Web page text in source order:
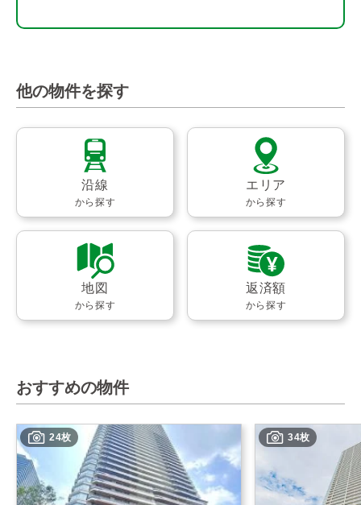
他の物件を探す
沿線
から探す
エリア
から探す
地図
から探す
返済額
から探す
おすすめの物件
24枚 34枚